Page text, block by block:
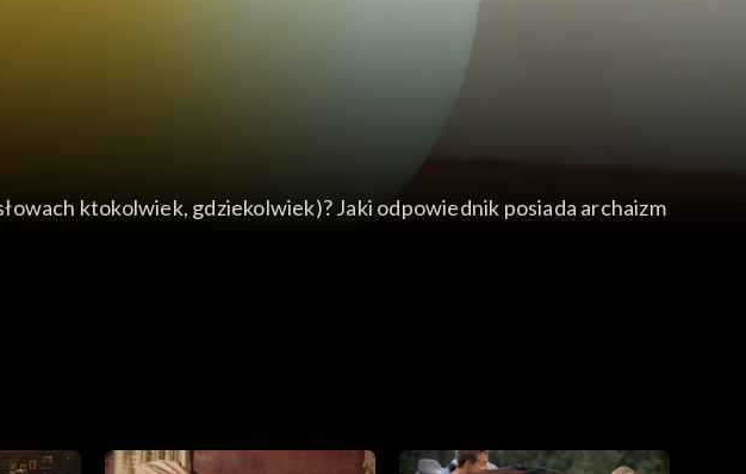
ktokolwiek, gdziekolwiek)? Jaki odpowiednik posiada archaizm